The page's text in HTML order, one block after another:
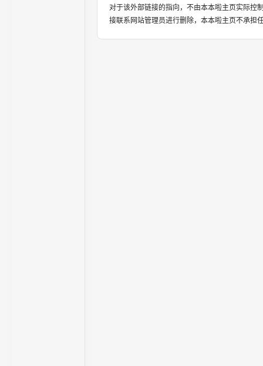
对于该外部链接的指向，不由本本啦主页实际控
接联系网站管理员进行删除，本本啦主页不承担